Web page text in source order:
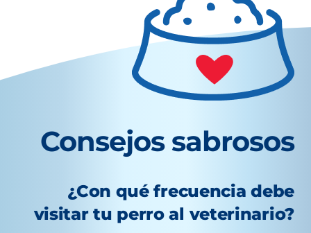
Consejos sabrosos
¿Con qué frecuencia debe
visitar tu perro al veterinario?